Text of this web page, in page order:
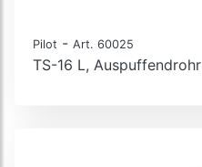
Pilot - Art. 60025
TS-16 L, Auspuffendrohr